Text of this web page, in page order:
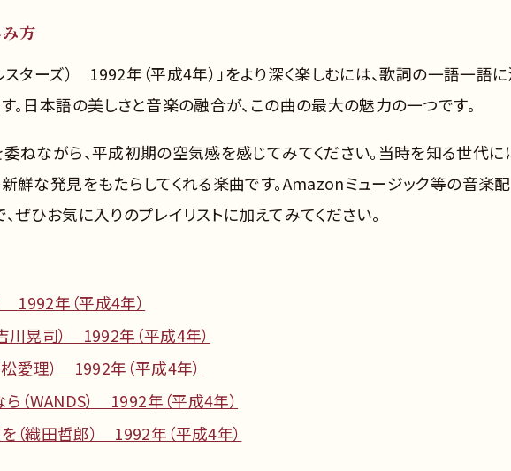
方
スターズ） 1992年（平成4年）」をより深く楽しむには、歌詞の一語一語
。日本語の美しさと音楽の融合が、この曲の最大の魅力の一つです。
ねながら、平成初期の空気感を感じてみてください。当時を知る世代に
鮮な発見をもたらしてくれる楽曲です。Amazonミュージック等の音楽
ぜひお気に入りのプレイリストに加えてみてください。
1992年（平成4年）
川晃司） 1992年（平成4年）
愛理） 1992年（平成4年）
（WANDS） 1992年（平成4年）
（織田哲郎） 1992年（平成4年）